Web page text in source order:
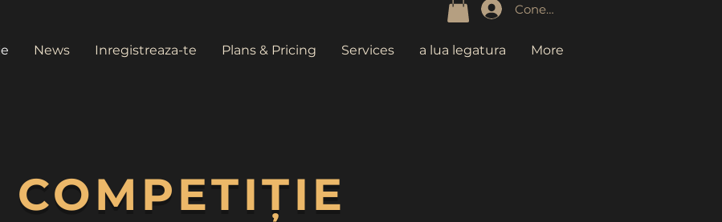
Conectează-te
News Inregistreaza-te Plans & Pricing Services a lua legatura More
COMPETIȚIE